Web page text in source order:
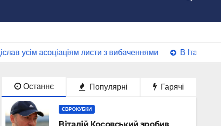
листи з вибаченнями В Італії розкрили
Останнє Популярні Гарячі
ЄВРОКУБКИ